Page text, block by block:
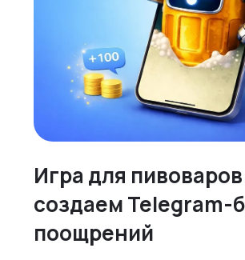
Игра для
создаем Telegram-
поощрений